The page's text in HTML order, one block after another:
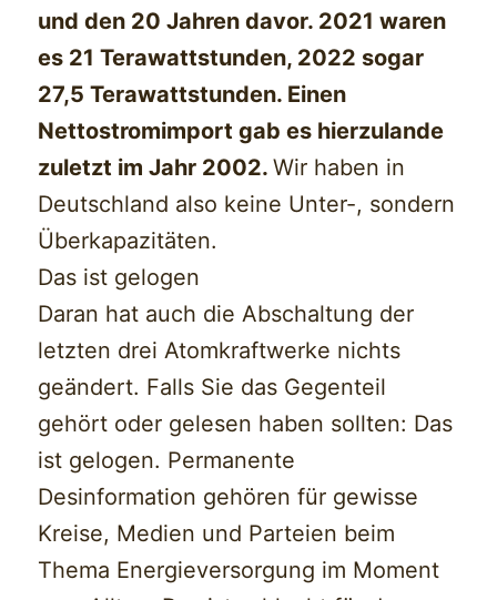
und den 20 Jahren davor. 2021 waren
es 21 Terawattstunden, 2022 sogar
27,5 Terawattstunden. Einen
Nettostromimport gab es hierzulande
zuletzt im Jahr 2002.Wir haben in
Deutschland also keine Unter-, sondern
Überkapazitäten.
Das ist gelogen
Daran hat auch die Abschaltung der
letzten drei Atomkraftwerke nichts
geändert. Falls Sie das Gegenteil
gehört oder gelesen haben sollten: Das
ist gelogen. Permanente
Desinformation gehören für gewisse
Kreise, Medien und Parteien beim
Thema Energieversorgung im Moment